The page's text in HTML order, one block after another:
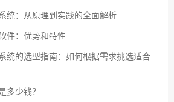
统：从原理到实践的全面解析
件：优势和特性
统的选型指南：如何根据需求挑选适合
多少钱？